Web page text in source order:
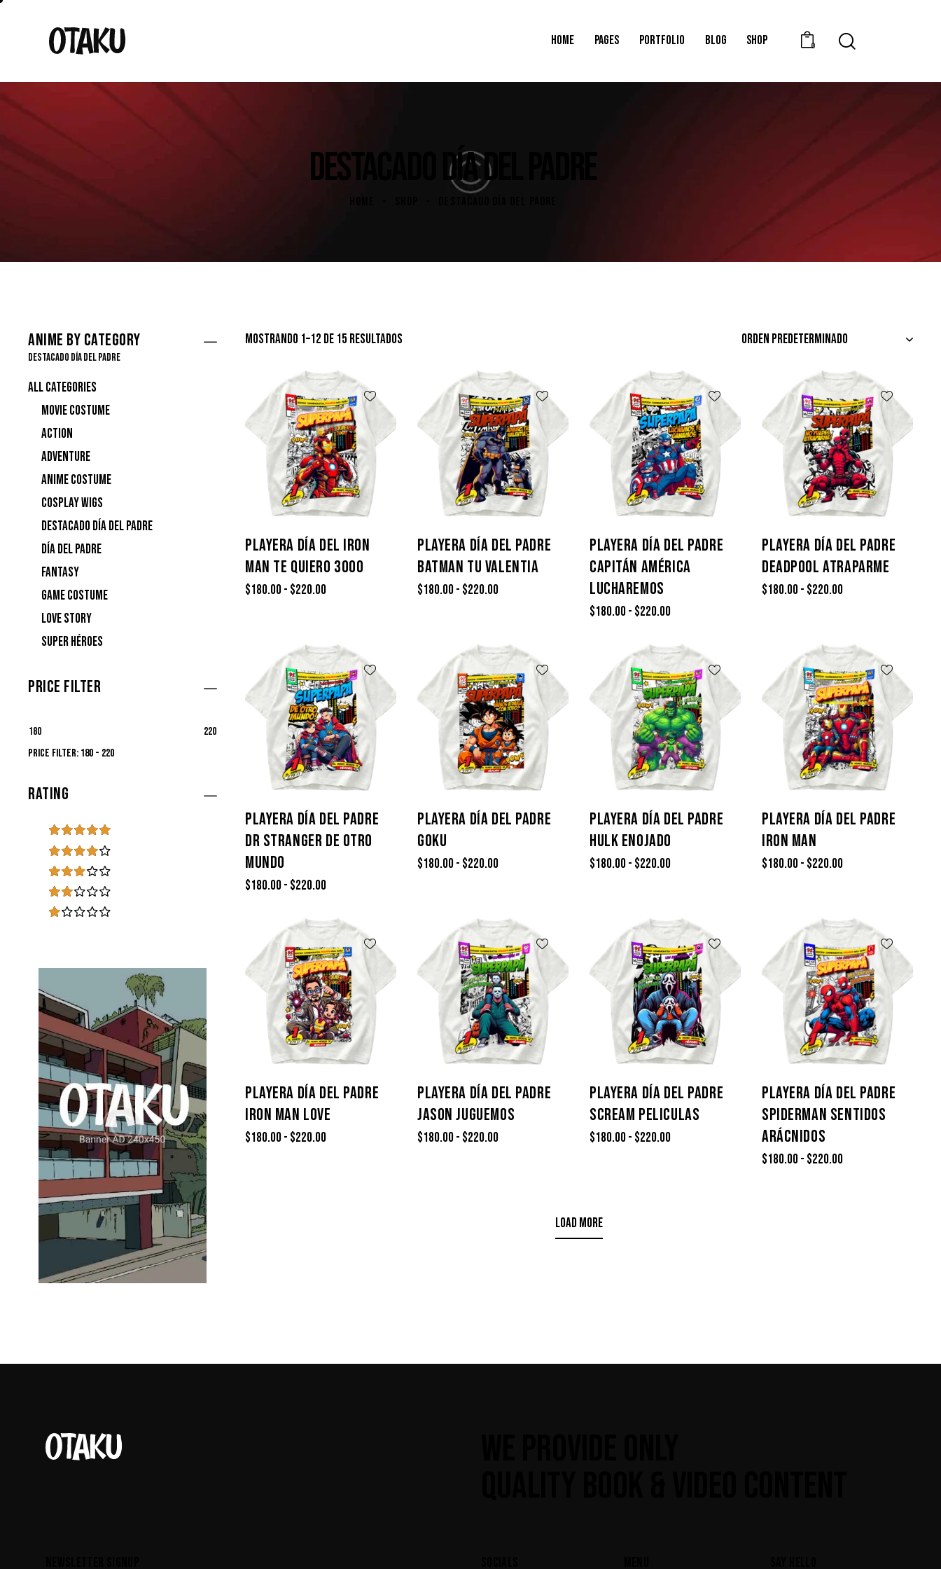
HOME PAGES PORTFOLIO BLOG SHOP 0
DESTACADO DÍA DEL PADRE
Mostrando 1–12 de 15 resultados
PLAYERA DÍA DEL IRON
MAN TE QUIERO 3000
$180.00- $220.00
PLAYERA DÍA DEL PADRE
BATMAN TU VALENTIA
$180.00- $220.00
PLAYERA DÍA DEL PADRE
CAPITÁN AMÉRICA
LUCHAREMOS
$180.00- $220.00
PLAYERA DÍA DEL PADRE
DEADPOOL ATRAPARME
$180.00- $220.00
PLAYERA DÍA DEL PADRE
DR STRANGER DE OTRO
MUNDO
$180.00- $220.00
PLAYERA DÍA DEL PADRE
GOKU
$180.00- $220.00
PLAYERA DÍA DEL PADRE
HULK ENOJADO
$180.00- $220.00
PLAYERA DÍA DEL PADRE
IRON MAN
$180.00- $220.00
PLAYERA DÍA DEL PADRE
IRON MAN LOVE
$180.00- $220.00
PLAYERA DÍA DEL PADRE
JASON JUGUEMOS
$180.00- $220.00
PLAYERA DÍA DEL PADRE
SCREAM PELICULAS
$180.00- $220.00
PLAYERA DÍA DEL PADRE
SPIDERMAN SENTIDOS
ARÁCNIDOS
$180.00- $220.00
LOAD MORE
Anime by Category
Destacado Día del Padre
All categories
Movie Costume
Action
Adventure
Anime Costume
Cosplay Wigs
Destacado Día del Padre
Día del Padre
Fantasy
Game Costume
Love story
Super Héroes
Price Filter
180
220
Price Filter: 180 - 220
Rating
Valorado
con5 de
5
Valorad
o con4
de 5
Valor
ado
con3
Val
ora
c
n
1
d
5